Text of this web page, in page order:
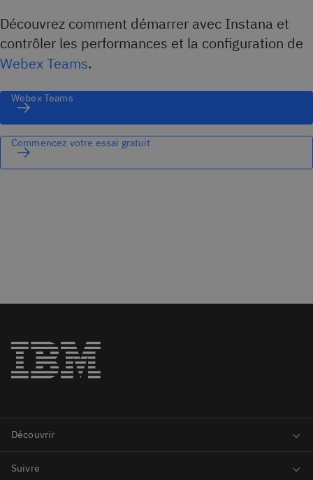
Découvrez comment démarrer avec Instana et
contrôler les performances et la configuration de
Webex Teams.
Webex Teams
Commencez votre essai gratuit